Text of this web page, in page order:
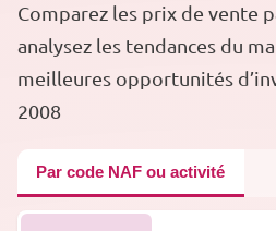
Comparez les prix de vente
analysez les tendances du
meilleures opportunités
2008
Par code NAF ou activité